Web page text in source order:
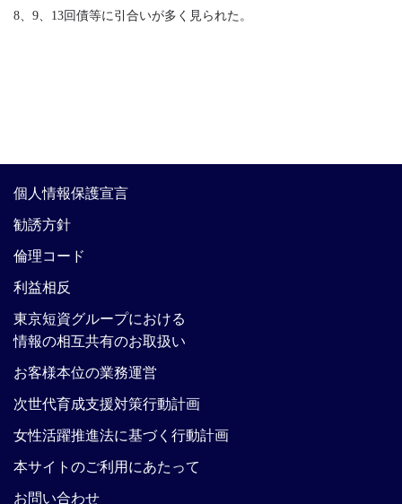
8、9、13回債等に引合いが多く見られた。
個人情報保護宣言
勧誘方針
倫理コード
利益相反
東京短資グループにおける
情報の相互共有のお取扱い
お客様本位の業務運営
次世代育成支援対策行動計画
女性活躍推進法に基づく行動計画
本サイトのご利用にあたって
お問い合わせ